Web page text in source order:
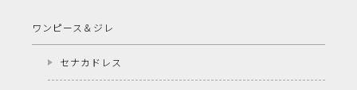
ワンピース＆ジレ
セナカドレス